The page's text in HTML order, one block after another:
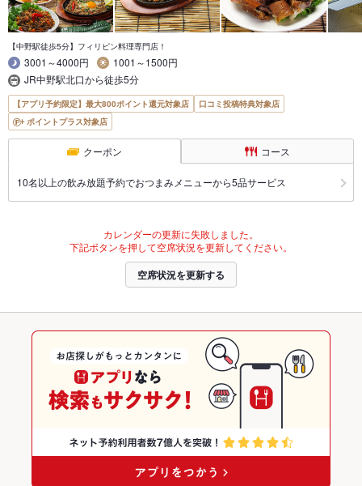
【中野駅徒歩5分】フィリピン料理専門店！
3001～4000円
1001～1500円
JR中野駅北口から徒歩5分
【アプリ予約限定】最大800ポイント還元対象店
口コミ投稿特典対象店
ポイントプラス対象店
クーポン コース
10名以上の飲み放題予約でおつまみメニューから5品サービス
カレンダーの更新に失敗しました。
下記ボタンを押して空席状況を更新してください。
空席状況を更新する